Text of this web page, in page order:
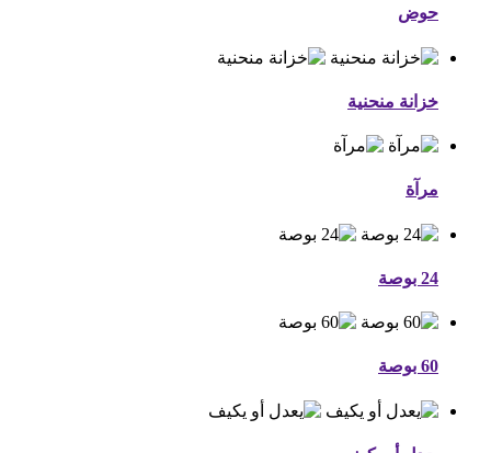
حوض
خزانة منحنية
مرآة
24 بوصة
60 بوصة